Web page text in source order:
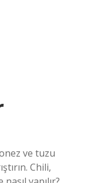
ve tuzu
Chili,